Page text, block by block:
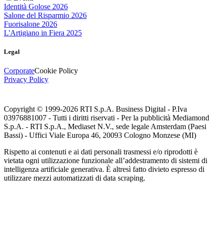
Identità Golose 2026
Salone del Risparmio 2026
Fuorisalone 2026
L'Artigiano in Fiera 2025
Legal
CorporateCookie Policy
Privacy Policy
Copyright © 1999-2026 RTI S.p.A. Business Digital - P.Iva
03976881007 - Tutti i diritti riservati - Per la pubblicità Mediamond
S.p.A. - RTI S.p.A., Mediaset N.V., sede legale Amsterdam (Paesi
Bassi) - Uffici Viale Europa 46, 20093 Cologno Monzese (MI)
Rispetto ai contenuti e ai dati personali trasmessi e/o riprodotti è
vietata ogni utilizzazione funzionale all’addestramento di sistemi di
intelligenza artificiale generativa. È altresì fatto divieto espresso di
utilizzare mezzi automatizzati di data scraping.